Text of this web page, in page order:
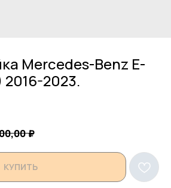
Mercedes-Benz E-
2016-2023.
₽
КУПИТЬ